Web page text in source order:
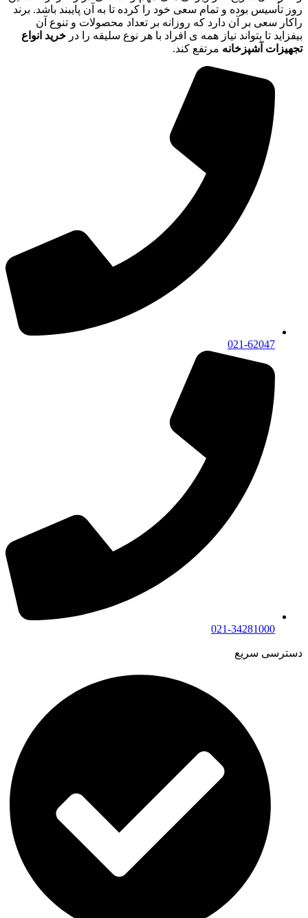
روز تأسیس بوده و تمام سعی خود را کرده تا به آن پایبند باشد. برند
راکار سعی بر آن دارد که روزانه بر تعداد محصولات و تنوع آن
بیفزاید تا بتواند نیاز همه ی افراد با هر نوع سلیقه را در خرید انواع
تجهیزات آشپزخانه مرتفع کند.
021-62047
021-34281000
دسترسی سریع